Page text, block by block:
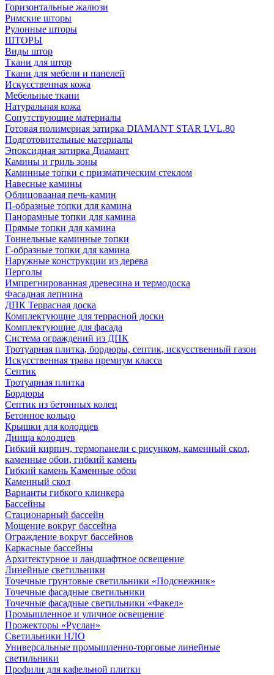
Горизонтальные жалюзи
Римские шторы
Рулонные шторы
ШТОРЫ
Виды штор
Ткани для штор
Ткани для мебели и панелей
Искусственная кожа
Мебельные ткани
Натуральная кожа
Сопутствующие материалы
Готовая полимерная затирка DIAMANT STAR LVL.80
Подготовительные материалы
Эпоксидная затирка Диамант
Камины и гриль зоны
Каминные топки с призматическим стеклом
Навесные камины
Облицовааная печь-камин
П-образные топки для камина
Панорамные топки для камина
Прямые топки для камина
Тоннельные каминные топки
Г-образные топки для камина
Наружные конструкции из дерева
Перголы
Импрегнированная древесина и термодоска
Фасадная лепнина
ДПК Террасная доска
Комплектующие для террасной доски
Комплектующие для фасада
Система ограждений из ДПК
Тротуарная плитка, бордюры, септик, искусственный газон
Искусственная трава премиум класса
Септик
Тротуарная плитка
Бордюры
Септик из бетонных колец
Бетонное кольцо
Крышки для колодцев
Днища колодцев
Гибкий кирпич, термопанели с рисунком, каменный скол,
каменные обои, гибкий камень
Гибкий камень Каменные обои
Каменный скол
Варианты гибкого клинкера
Бассейны
Стационарный бассейн
Мощение вокруг бассейна
Ограждение вокруг бассейнов
Каркасные бассейны
Архитектурное и ландшафтное освещение
Линейные светильники
Точечные грунтовые светильники «Подснежник»
Точечные фасадные светильники
Точечные фасадные светильники «Факел»
Промышленное и уличное освещение
Прожекторы «Руслан»
Светильники НЛО
Универсальные промышленно-торговые линейные
светильники
Профили для кафельной плитки